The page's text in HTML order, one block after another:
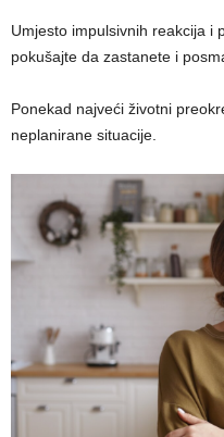
Umjesto impulsivnih reakcija i
pokušajte da zastanete i
Ponekad najveći životni
neplanirane situacije.